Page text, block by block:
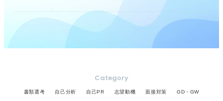
Category
書類選考 自己分析 自己PR 志望動機 面接対策 GD・GW